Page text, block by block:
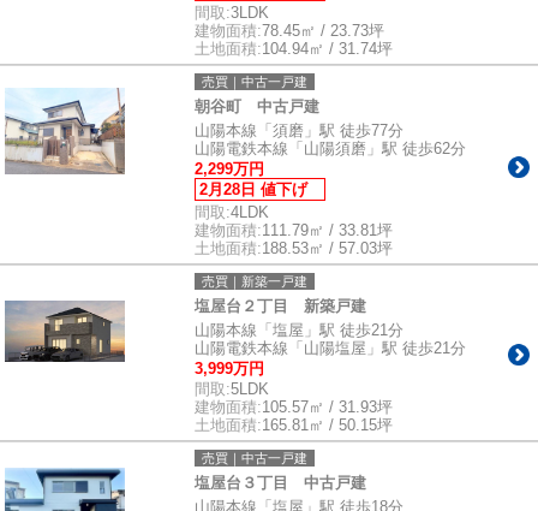
間取:3LDK
建物面積:78.45㎡ / 23.73坪
土地面積:104.94㎡ / 31.74坪
売買｜中古一戸建
朝谷町 中古戸建
山陽本線「須磨」駅 徒歩77分
山陽電鉄本線「山陽須磨」駅 徒歩62分
2,299万円
2月28日 値下げ
間取:4LDK
建物面積:111.79㎡ / 33.81坪
土地面積:188.53㎡ / 57.03坪
売買｜新築一戸建
塩屋台２丁目 新築戸建
山陽本線「塩屋」駅 徒歩21分
山陽電鉄本線「山陽塩屋」駅 徒歩21分
3,999万円
間取:5LDK
建物面積:105.57㎡ / 31.93坪
土地面積:165.81㎡ / 50.15坪
売買｜中古一戸建
塩屋台３丁目 中古戸建
山陽本線「塩屋」駅 徒歩18分